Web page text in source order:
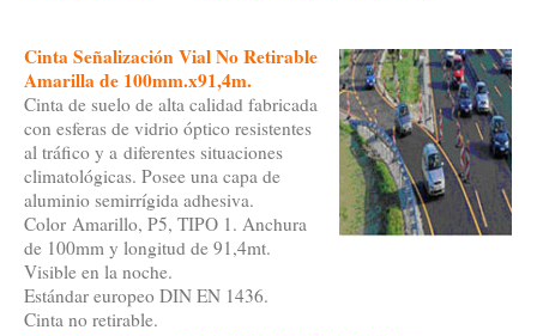
Cinta Señalización Vial No Retirable
Amarilla de 100mm.x91,4m.
Cinta de suelo de alta calidad fabricada
con esferas de vidrio óptico resistentes
al tráfico y a diferentes situaciones
climatológicas. Posee una capa de
aluminio semirrígida adhesiva.
Color Amarillo, P5, TIPO 1. Anchura
de 100mm y longitud de 91,4mt.
Visible en la noche.
Estándar europeo DIN EN 1436.
Cinta no retirable.